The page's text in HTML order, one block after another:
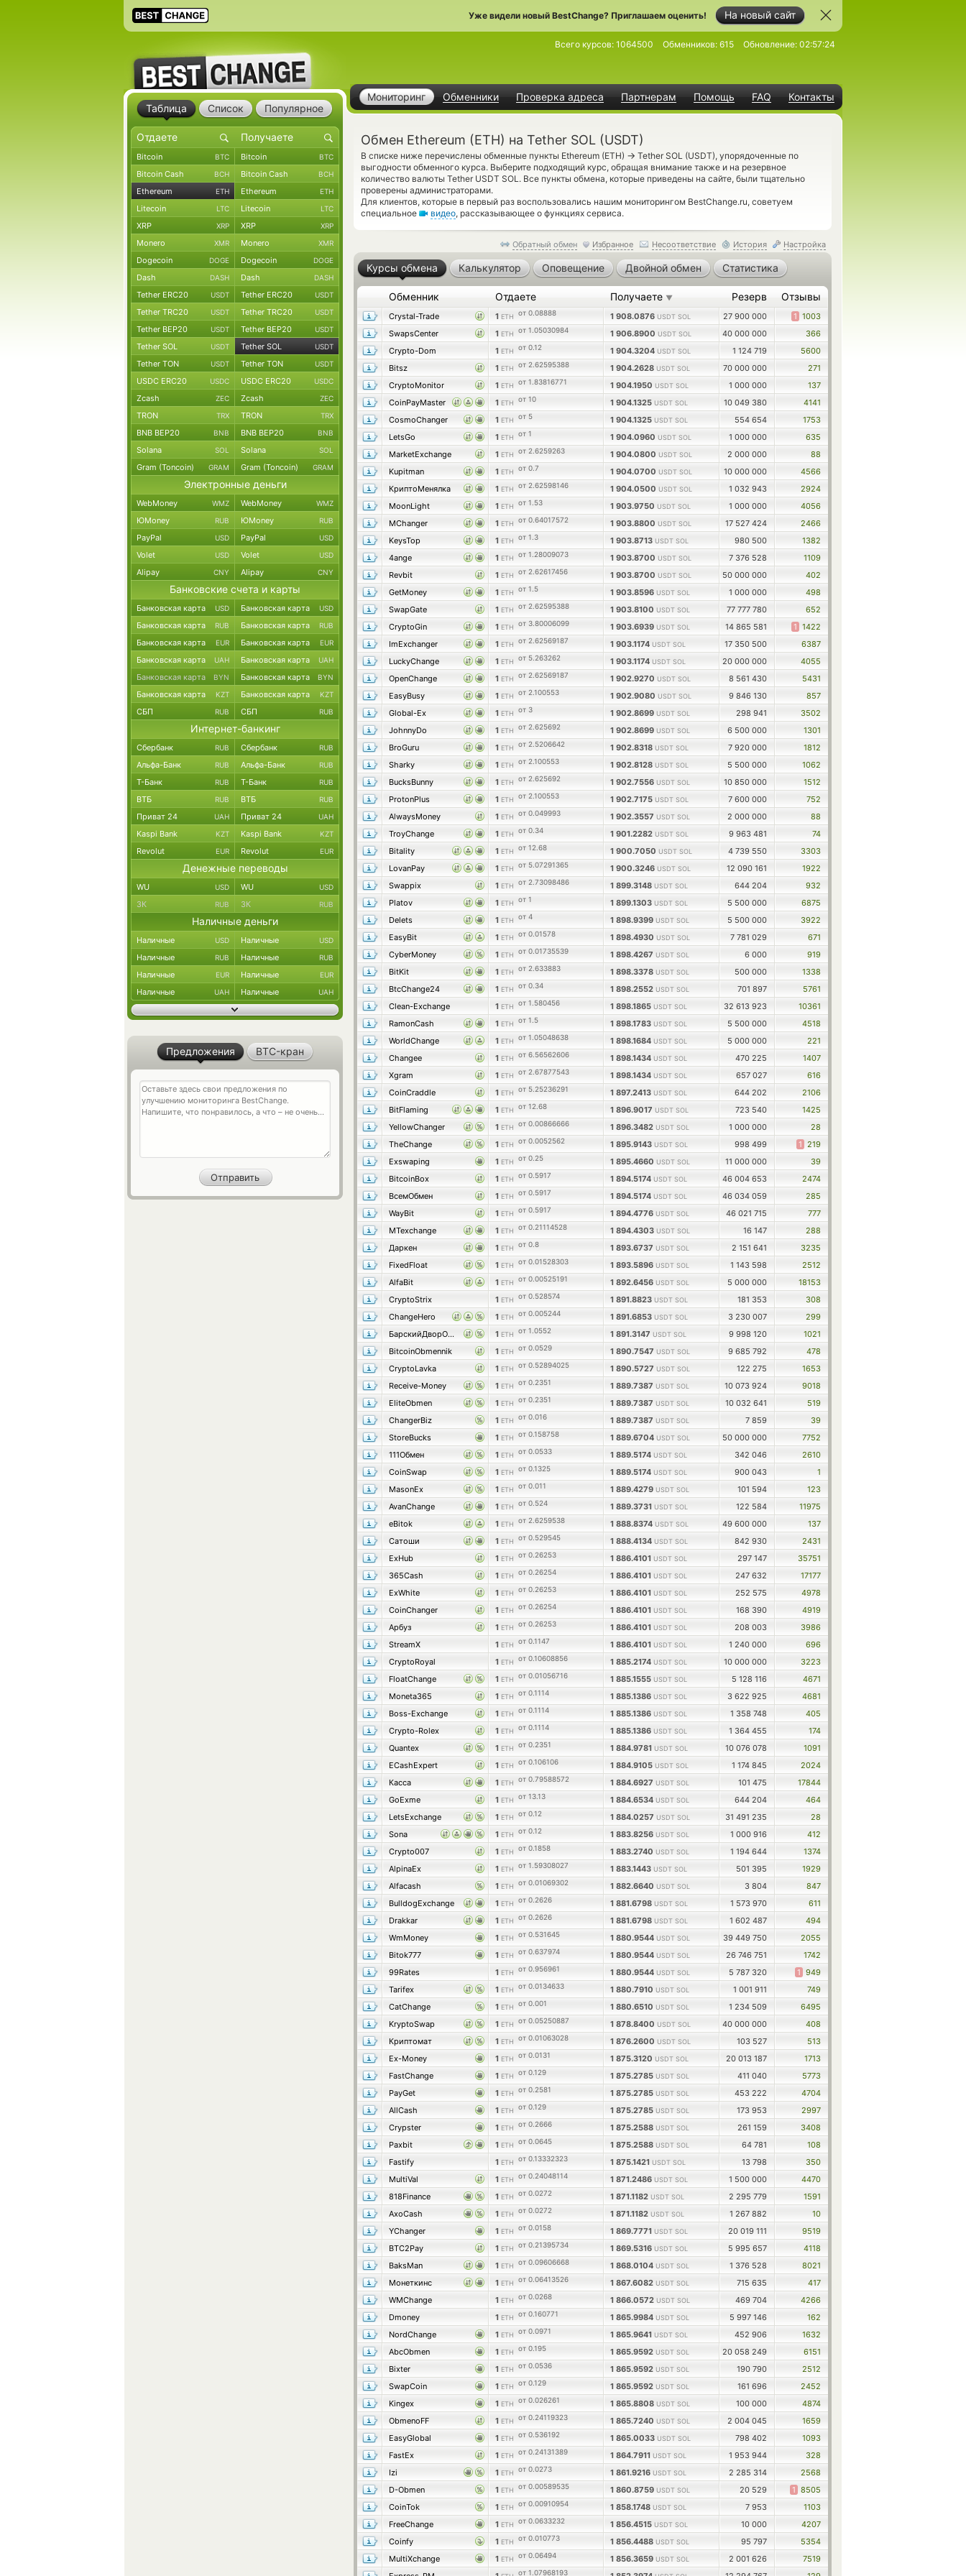
На новый сайт
Уже видели новый BestChange? Приглашаем оценить!
Мониторинг Обменники Проверка адреса Партнерам Помощь FAQ Контакты
Всего курсов: 1064500 Обменников: 615 Обновление: 02:57:24
Обмен Ethereum (ETH) на Tether SOL (USDT)
В списке ниже перечислены обменные пункты Ethereum (ETH) → Tether SOL (USDT), упорядоченные по
выгодности обменного курса. Выберите подходящий курс, обращая внимание также и на резервное
количество валюты Tether USDT SOL. Все пункты обмена, которые приведены на сайте, были тщательно
проверены администраторами.
Для клиентов, которые в первый раз воспользовались нашим мониторингом BestChange.ru, советуем
специальное
видео, рассказывающее о функциях сервиса.
Обратный обмен Избранное Несоответствие История Настройка
Курсы обмена Калькулятор Оповещение Двойной обмен Статистика
Обменник Отдаете Получаете ▼ Резерв Отзывы
Crystal-Trade 1 ETH от 0.08888 1 908.0876 USDT SOL 27 900 000 1 1003
SwapsCenter
1 ETH от 1.05030984 1 906.8900 USDT SOL 40 000 000
366
Crypto-Dom
1 ETH от 0.12 1 904.3204 USDT SOL 1 124 719
5600
Bitsz
1 ETH от 2.62595388 1 904.2628 USDT SOL 70 000 000
271
CryptoMonitor
1 ETH от 1.83816771 1 904.1950 USDT SOL 1 000 000
137
CoinPayMaster
1 ETH от 10 1 904.1325 USDT SOL 10 049 380
4141
CosmoChanger
1 ETH от 5 1 904.1325 USDT SOL 554 654
1753
LetsGo
1 ETH от 1 1 904.0960 USDT SOL 1 000 000
635
MarketExchange
1 ETH от 2.6259263 1 904.0800 USDT SOL 2 000 000
88
Kupitman
1 ETH от 0.7 1 904.0700 USDT SOL 10 000 000
4566
КриптоМенялка
1 ETH от 2.62598146 1 904.0500 USDT SOL 1 032 943
2924
MoonLight
1 ETH от 1.53 1 903.9750 USDT SOL 1 000 000
4056
MChanger
1 ETH от 0.64017572 1 903.8800 USDT SOL 17 527 424
2466
KeysTop
1 ETH от 1.3 1 903.8713 USDT SOL 980 500
1382
4ange
1 ETH от 1.28009073 1 903.8700 USDT SOL 7 376 528
1109
Revbit
1 ETH от 2.62617456 1 903.8700 USDT SOL 50 000 000
402
GetMoney
1 ETH от 1.5 1 903.8596 USDT SOL 1 000 000
498
SwapGate
1 ETH от 2.62595388 1 903.8100 USDT SOL 77 777 780
652
CryptoGin
1 ETH от 3.80006099 1 903.6939 USDT SOL 14 865 581 1 1422
ImExchanger
1 ETH от 2.62569187 1 903.1174 USDT SOL 17 350 500
6387
LuckyChange
1 ETH от 5.263262 1 903.1174 USDT SOL 20 000 000
4055
OpenChange
1 ETH от 2.62569187 1 902.9270 USDT SOL 8 561 430
5431
EasyBusy
1 ETH от 2.100553 1 902.9080 USDT SOL 9 846 130
857
Global-Ex
1 ETH от 3 1 902.8699 USDT SOL 298 941
3502
JohnnyDo
1 ETH от 2.625692 1 902.8699 USDT SOL 6 500 000
1301
BroGuru
1 ETH от 2.5206642 1 902.8318 USDT SOL 7 920 000
1812
Sharky
1 ETH от 2.100553 1 902.8128 USDT SOL 5 500 000
1062
BucksBunny
1 ETH от 2.625692 1 902.7556 USDT SOL 10 850 000
1512
ProtonPlus
1 ETH от 2.100553 1 902.7175 USDT SOL 7 600 000
752
AlwaysMoney
1 ETH от 0.049993 1 902.3557 USDT SOL 2 000 000
88
TroyChange
1 ETH от 0.34 1 901.2282 USDT SOL 9 963 481
74
Bitality
1 ETH от 12.68 1 900.7050 USDT SOL 4 739 550
3303
LovanPay
1 ETH от 5.07291365 1 900.3246 USDT SOL 12 090 161
1922
Swappix
1 ETH от 2.73098486 1 899.3148 USDT SOL 644 204
932
Platov
1 ETH от 1 1 899.1303 USDT SOL 5 500 000
6875
Delets
1 ETH от 4 1 898.9399 USDT SOL 5 500 000
3922
EasyBit
1 ETH от 0.01578 1 898.4930 USDT SOL 7 781 029
671
CyberMoney
1 ETH от 0.01735539 1 898.4267 USDT SOL 6 000
919
BitKit
1 ETH от 2.633883 1 898.3378 USDT SOL 500 000
1338
BtcChange24
1 ETH от 0.34 1 898.2552 USDT SOL 701 897
5761
Clean-Exchange
1 ETH от 1.580456 1 898.1865 USDT SOL 32 613 923
10361
RamonCash
1 ETH от 1.5 1 898.1783 USDT SOL 5 500 000
4518
WorldChange
1 ETH от 1.05048638 1 898.1684 USDT SOL 5 000 000
221
Changee
1 ETH от 6.56562606 1 898.1434 USDT SOL 470 225
1407
Xgram
1 ETH от 2.67877543 1 898.1434 USDT SOL 657 027
616
CoinCraddle
1 ETH от 5.25236291 1 897.2413 USDT SOL 644 202
2106
BitFlaming
1 ETH от 12.68 1 896.9017 USDT SOL 723 540
1425
YellowChanger
1 ETH от 0.00866666 1 896.3482 USDT SOL 1 000 000
28
TheChange
1 ETH от 0.0052562 1 895.9143 USDT SOL 998 499 1 219
Exswaping
1 ETH от 0.25 1 895.4660 USDT SOL 11 000 000
39
BitcoinBox
1 ETH от 0.5917 1 894.5174 USDT SOL 46 004 653
2474
ВсемОбмен
1 ETH от 0.5917 1 894.5174 USDT SOL 46 034 059
285
WayBit
1 ETH от 0.5917 1 894.4776 USDT SOL 46 021 715
777
MTexchange
1 ETH от 0.21114528 1 894.4303 USDT SOL 16 147
288
Даркен
1 ETH от 0.8 1 893.6737 USDT SOL 2 151 641
3235
FixedFloat
1 ETH от 0.01528303 1 893.5896 USDT SOL 1 143 598
2512
AlfaBit
1 ETH от 0.00525191 1 892.6456 USDT SOL 5 000 000
18153
CryptoStrix
1 ETH от 0.528574 1 891.8823 USDT SOL 181 353
308
ChangeHero
1 ETH от 0.005244 1 891.6853 USDT SOL 3 230 007
299
БарскийДворОбмен
1 ETH от 1.0552 1 891.3147 USDT SOL 9 998 120
1021
BitcoinObmennik
1 ETH от 0.0529 1 890.7547 USDT SOL 9 685 792
478
CryptoLavka
1 ETH от 0.52894025 1 890.5727 USDT SOL 122 275
1653
Receive-Money
1 ETH от 0.2351 1 889.7387 USDT SOL 10 073 924
9018
EliteObmen
1 ETH от 0.2351 1 889.7387 USDT SOL 10 032 641
519
ChangerBiz
1 ETH от 0.016 1 889.7387 USDT SOL 7 859
39
StoreBucks
1 ETH от 0.158758 1 889.6704 USDT SOL 50 000 000
7752
111Обмен
1 ETH от 0.0533 1 889.5174 USDT SOL 342 046
2610
CoinSwap
1 ETH от 0.1325 1 889.5174 USDT SOL 900 043
1
MasonEx
1 ETH от 0.011 1 889.4279 USDT SOL 101 594
123
AvanChange
1 ETH от 0.524 1 889.3731 USDT SOL 122 584
11975
eBitok
1 ETH от 2.6259538 1 888.8374 USDT SOL 49 600 000
137
Сатоши
1 ETH от 0.529545 1 888.4134 USDT SOL 842 930
2431
ExHub
1 ETH от 0.26253 1 886.4101 USDT SOL 297 147
35751
365Cash
1 ETH от 0.26254 1 886.4101 USDT SOL 247 632
17177
ExWhite
1 ETH от 0.26253 1 886.4101 USDT SOL 252 575
4978
CoinChanger
1 ETH от 0.26254 1 886.4101 USDT SOL 168 390
4919
Арбуз
1 ETH от 0.26253 1 886.4101 USDT SOL 208 003
3986
StreamX
1 ETH от 0.1147 1 886.4101 USDT SOL 1 240 000
696
CryptoRoyal
1 ETH от 0.10608856 1 885.2174 USDT SOL 10 000 000
3223
FloatChange
1 ETH от 0.01056716 1 885.1555 USDT SOL 5 128 116
4671
Moneta365
1 ETH от 0.1114 1 885.1386 USDT SOL 3 622 925
4681
Boss-Exchange
1 ETH от 0.1114 1 885.1386 USDT SOL 1 358 748
405
Crypto-Rolex
1 ETH от 0.1114 1 885.1386 USDT SOL 1 364 455
174
Quantex
1 ETH от 0.2351 1 884.9781 USDT SOL 10 076 078
1091
ECashExpert
1 ETH от 0.106106 1 884.9105 USDT SOL 1 174 845
2024
Касса
1 ETH от 0.79588572 1 884.6927 USDT SOL 101 475
17844
GoExme
1 ETH от 13.13 1 884.6534 USDT SOL 644 204
464
LetsExchange
1 ETH от 0.12 1 884.0257 USDT SOL 31 491 235
28
Sona
1 ETH от 0.12 1 883.8256 USDT SOL 1 000 916
412
Crypto007
1 ETH от 0.1858 1 883.2740 USDT SOL 1 194 644
1374
AlpinaEx
1 ETH от 1.59308027 1 883.1443 USDT SOL 501 395
1929
Alfacash
1 ETH от 0.01069302 1 882.6640 USDT SOL 3 804
847
BulldogExchange
1 ETH от 0.2626 1 881.6798 USDT SOL 1 573 970
611
Drakkar
1 ETH от 0.2626 1 881.6798 USDT SOL 1 602 487
494
WmMoney
1 ETH от 0.531645 1 880.9544 USDT SOL 39 449 750
2055
Bitok777
1 ETH от 0.637974 1 880.9544 USDT SOL 26 746 751
1742
99Rates
1 ETH от 0.956961 1 880.9544 USDT SOL 5 787 320 1 949
Tarifex
1 ETH от 0.0134633 1 880.7910 USDT SOL 1 001 911
749
CatChange
1 ETH от 0.001 1 880.6510 USDT SOL 1 234 509
6495
KryptoSwap
1 ETH от 0.05250887 1 878.8400 USDT SOL 40 000 000
408
Криптомат
1 ETH от 0.01063028 1 876.2600 USDT SOL 103 527
513
Ex-Money
1 ETH от 0.0131 1 875.3120 USDT SOL 20 013 187
1713
FastChange
1 ETH от 0.129 1 875.2785 USDT SOL 411 040
5773
PayGet
1 ETH от 0.2581 1 875.2785 USDT SOL 453 222
4704
AllCash
1 ETH от 0.129 1 875.2785 USDT SOL 173 953
2997
Crypster
1 ETH от 0.2666 1 875.2588 USDT SOL 261 159
3408
Paxbit
1 ETH от 0.0645 1 875.2588 USDT SOL 64 781
108
Fastify
1 ETH от 0.13332323 1 875.1421 USDT SOL 13 798
350
MultiVal
1 ETH от 0.24048114 1 871.2486 USDT SOL 1 500 000
4470
818Finance
1 ETH от 0.0272 1 871.1182 USDT SOL 2 295 779
1591
AxoCash
1 ETH от 0.0272 1 871.1182 USDT SOL 1 267 882
10
YChanger
1 ETH от 0.0158 1 869.7771 USDT SOL 20 019 111
9519
BTC2Pay
1 ETH от 0.21395734 1 869.5316 USDT SOL 5 995 657
4118
BaksMan
1 ETH от 0.09606668 1 868.0104 USDT SOL 1 376 528
8021
Монеткинс
1 ETH от 0.06413526 1 867.6082 USDT SOL 715 635
417
WMChange
1 ETH от 0.0268 1 866.0572 USDT SOL 469 704
4266
Dmoney
1 ETH от 0.160771 1 865.9984 USDT SOL 5 997 146
162
NordChange
1 ETH от 0.0971 1 865.9641 USDT SOL 452 906
1632
AbcObmen
1 ETH от 0.195 1 865.9592 USDT SOL 20 058 249
6151
Bixter
1 ETH от 0.0536 1 865.9592 USDT SOL 190 790
2512
SwapCoin
1 ETH от 0.129 1 865.9592 USDT SOL 161 696
2452
Kingex
1 ETH от 0.026261 1 865.8808 USDT SOL 100 000
4874
ObmenoFF
1 ETH от 0.24119323 1 865.7240 USDT SOL 2 004 045
1659
EasyGlobal
1 ETH от 0.536192 1 865.0033 USDT SOL 798 402
1093
FastEx
1 ETH от 0.24131389 1 864.7911 USDT SOL 1 953 944
328
Izi
1 ETH от 0.0273 1 861.9216 USDT SOL 2 285 314
2568
D-Obmen
1 ETH от 0.00589535 1 860.8759 USDT SOL 20 529 1 8505
CoinTok
1 ETH от 0.00910954 1 858.1748 USDT SOL 7 953
1103
FreeChange
1 ETH от 0.0633232 1 856.4515 USDT SOL 10 000
4207
Coinfy
1 ETH от 0.010773 1 856.4488 USDT SOL 95 797
5354
MultiXchange
1 ETH от 0.06494 1 856.3659 USDT SOL 2 001 626
7519
от 1.07968193
Таблица Список Популярное
Bitcoin BTC Bitcoin BTC
Bitcoin Cash BCH Bitcoin Cash BCH
Ethereum ETH Ethereum ETH
Litecoin LTC Litecoin LTC
XRP XRP XRP XRP
Monero XMR Monero XMR
Dogecoin DOGE Dogecoin DOGE
Dash DASH Dash DASH
Tether ERC20 USDT Tether ERC20 USDT
Tether TRC20 USDT Tether TRC20 USDT
Tether BEP20 USDT Tether BEP20 USDT
Tether SOL USDT Tether SOL USDT
Tether TON USDT Tether TON USDT
USDC ERC20 USDC USDC ERC20 USDC
Zcash ZEC Zcash ZEC
TRON TRX TRON TRX
BNB BEP20 BNB BNB BEP20 BNB
Solana SOL Solana SOL
Gram (Toncoin) GRAM Gram (Toncoin) GRAM
Электронные деньги
WebMoney WMZ WebMoney WMZ
ЮMoney RUB ЮMoney RUB
PayPal USD PayPal USD
Volet USD Volet USD
Alipay CNY Alipay CNY
Банковские счета и карты
Банковская карта USD Банковская карта USD
Банковская карта RUB Банковская карта RUB
Банковская карта EUR Банковская карта EUR
Банковская карта UAH Банковская карта UAH
Банковская карта BYN Банковская карта BYN
Банковская карта KZT Банковская карта KZT
СБП RUB СБП RUB
Интернет-банкинг
Сбербанк RUB Сбербанк RUB
Альфа-Банк RUB Альфа-Банк RUB
Т-Банк RUB Т-Банк RUB
ВТБ RUB ВТБ RUB
Приват 24 UAH Приват 24 UAH
Kaspi Bank KZT Kaspi Bank KZT
Revolut EUR Revolut EUR
Денежные переводы
WU USD WU USD
ЗК RUB ЗК RUB
Наличные деньги
Наличные USD Наличные USD
Наличные RUB Наличные RUB
Наличные EUR Наличные EUR
Наличные UAH Наличные UAH
Предложения BTC-кран